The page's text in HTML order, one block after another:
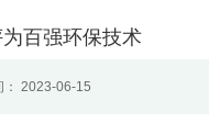
百强环保技术
： 2023-06-15